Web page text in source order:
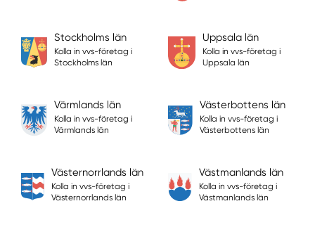
Stockholms län
Kolla in vvs-företag i
Stockholms län
Uppsala län
Kolla in vvs-företag i
Uppsala län
Värmlands län
Kolla in vvs-företag i
Värmlands län
Västerbottens län
Kolla in vvs-företag i
Västerbottens län
Västernorrlands län
Kolla in vvs-företag i
Västernorrlands län
Västmanlands län
Kolla in vvs-företag i
Västmanlands län